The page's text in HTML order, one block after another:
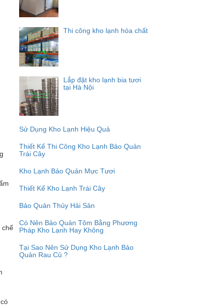
chế
Thi công kho lạnh hóa chất
Lắp đặt kho lạnh bia tươi
tại Hà Nội
Sử Dụng Kho Lạnh Hiệu Quả
Thiết Kế Thi Công Kho Lạnh Bảo Quản
Trái Cây
Kho Lạnh Bảo Quản Mực Tươi
Thiết Kế Kho Lạnh Trái Cây
Bảo Quản Thủy Hải Sản
Có Nên Bảo Quản Tôm Bằng Phương
Pháp Kho Lạnh Hay Không
Tại Sao Nên Sử Dụng Kho Lạnh Bảo
Quản Rau Củ ?